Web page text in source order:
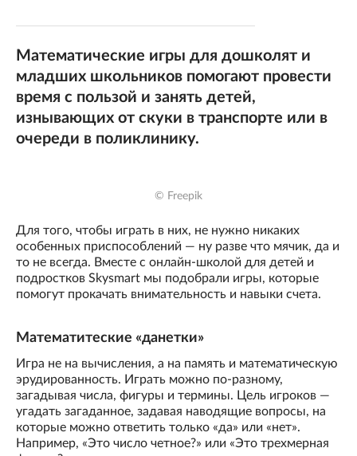
Математические игры для дошколят и
младших школьников помогают провести
время с пользой и занять детей,
изнывающих от скуки в транспорте или в
очереди в поликлинику.
© Freepik
Для того, чтобы играть в них, не нужно никаких
особенных приспособлений — ну разве что мячик, да и
то не всегда. Вместе с онлайн-школой для детей и
подростков Skysmart мы подобрали игры, которые
помогут прокачать внимательность и навыки счета.
Математитеские «данетки»
Игра не на вычисления, а на память и математическую
эрудированность. Играть можно по-разному,
загадывая числа, фигуры и термины. Цель игроков —
угадать загаданное, задавая наводящие вопросы, на
которые можно ответить только «да» или «нет».
Например, «Это число четное?» или «Это трехмерная